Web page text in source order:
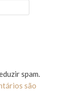
spam.
são